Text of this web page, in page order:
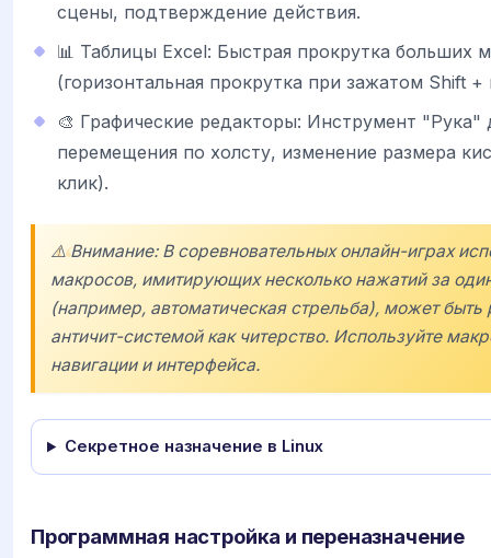
сцены, подтверждение действия.
📊 Таблицы Excel: Быстрая прокрутка больших
(горизонтальная прокрутка при зажатом Shift +
🎨 Графические редакторы: Инструмент "Рука"
перемещения по холсту, изменение размера
клик).
⚠️ Внимание: В соревновательных онлайн-играх
макросов, имитирующих несколько нажатий за
(например, автоматическая стрельба), может быть
античит-системой как читерство. Используйте
навигации и интерфейса.
Секретное назначение в Linux
Программная настройка и переназначение